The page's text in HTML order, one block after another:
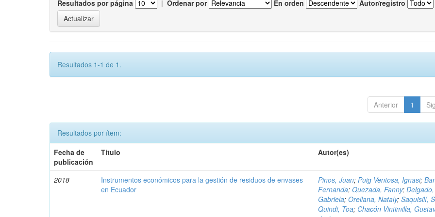
Resultados por página | Ordenar por En orden Autor/registro
Resultados 1-1 de 1.
Anterior 1
Resultados por ítem:
Fecha de
publicación
Título Autor(es)
2018
Instrumentos económicos para la gestión de residuos de envases
en Ecuador
Pinos, Juan;Puig Ventosa, Ignasi;
Fernanda;Quezada, Fanny;Delgado,
Gabriela;Orellana, Nataly;Saquisilí,
Quindi, Toa; Chacón Vintimilla,